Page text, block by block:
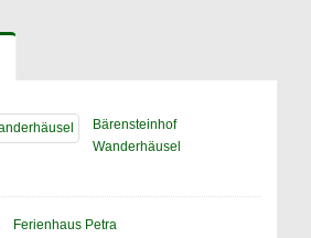
Bärensteinhof
Wanderhäusel
Ferienhaus Petra